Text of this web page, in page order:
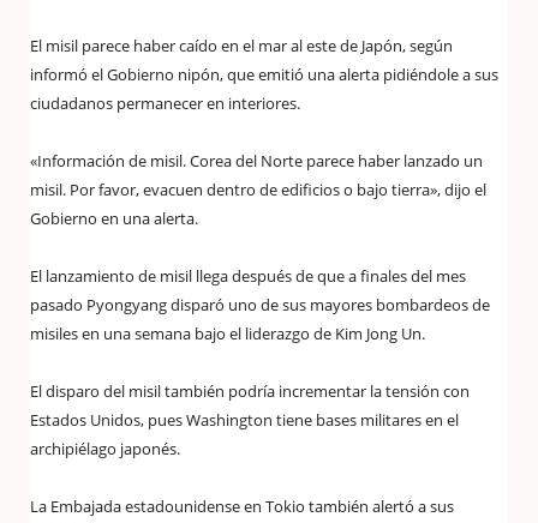
El misil parece haber caído en el mar al este de Japón, según
informó el Gobierno nipón, que emitió una alerta pidiéndole a sus
ciudadanos permanecer en interiores.
«Información de misil. Corea del Norte parece haber lanzado un
misil. Por favor, evacuen dentro de edificios o bajo tierra», dijo el
Gobierno en una alerta.
El lanzamiento de misil llega después de que a finales del mes
pasado Pyongyang disparó uno de sus mayores bombardeos de
misiles en una semana bajo el liderazgo de Kim Jong Un.
El disparo del misil también podría incrementar la tensión con
Estados Unidos, pues Washington tiene bases militares en el
archipiélago japonés.
La Embajada estadounidense en Tokio también alertó a sus